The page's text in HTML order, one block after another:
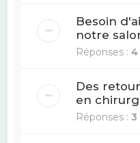
Besoin
notre
Réponses :4
Des
en
Réponses :3